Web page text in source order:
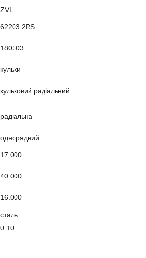
ZVL
62203 2RS
180503
кульки
кульковий радіальний
радіальна
однорядний
17.000
40.000
16.000
сталь
0.10